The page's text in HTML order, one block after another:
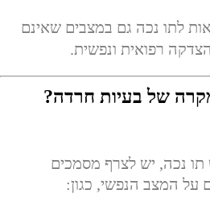
לתו נכה גם במצבים שאינם
רפואית ונפשית.
של בעיות חרדה?
נכה, יש לצרף מסמכים
על המצב הנפשי, כגון: